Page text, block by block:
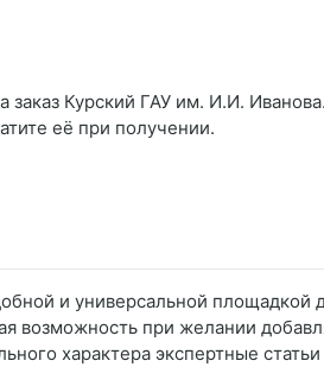
Курский ГАУ им. И.И.
её при получении.
и универсальной площадкой
возможность при желании
характера экспертные